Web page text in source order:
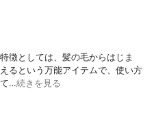
徴としては、髪の毛からはじま
るという万能アイテムで、使い方
て…続きを見る